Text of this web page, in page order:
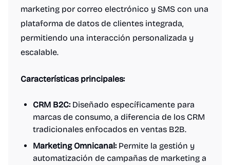
marketing por correo electrónico y SMS con una
plataforma de datos de clientes integrada,
permitiendo una interacción personalizada y
escalable.
Características principales:
CRM B2C:Diseñado específicamente para
marcas de consumo, a diferencia de los CRM
tradicionales enfocados en ventas B2B.
Marketing Omnicanal:Permite la gestión y
automatización de campañas de marketing a